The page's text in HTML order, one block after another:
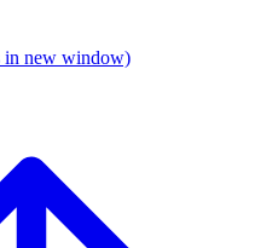
in new window)